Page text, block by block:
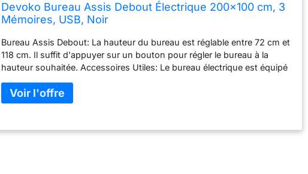
Devoko Bureau Assis Debout Électrique 200×100 cm, 3
Mémoires, USB, Noir
Bureau Assis Debout: La hauteur du bureau est réglable entre 72 cm et
118 cm. Il suffit d'appuyer sur un bouton pour régler le bureau à la
hauteur souhaitée. Accessoires Utiles: Le bureau électrique est équipé
tout moment. La boîte de rangement des câbles sous le bureau et les
deux crochets permettent de garder votre bureau propre et bien rangé.
enregistrer 3 positions de mémoire, que vous pouvez facilement